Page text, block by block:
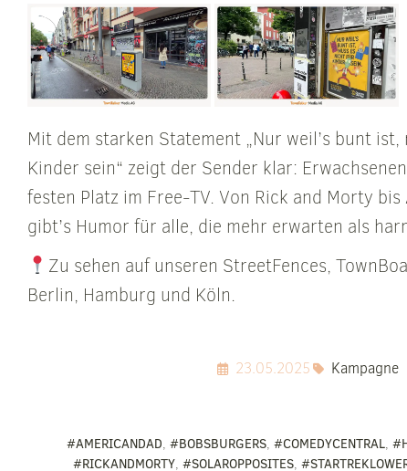
Mit dem starken Statement „Nur weil’s bunt
Kinder sein“ zeigt der Sender klar:
festen Platz im Free-TV. Von Rick and Morty
gibt’s Humor für alle, die mehr erwarten als
Zu sehen auf unseren StreetFences,
Berlin, Hamburg und Köln.
23.05.2025 Kampagne
#AMERICANDAD,#BOBSBURGERS,#COMEDYCENTRAL,
#RICKANDMORTY,#SOLAROPPOSITES,